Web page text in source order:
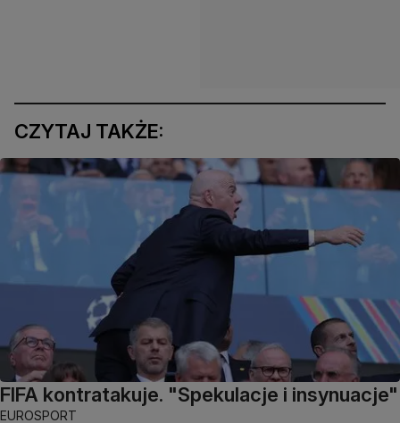
CZYTAJ TAKŻE:
FIFA kontratakuje. "Spekulacje i insynuacje"
EUROSPORT